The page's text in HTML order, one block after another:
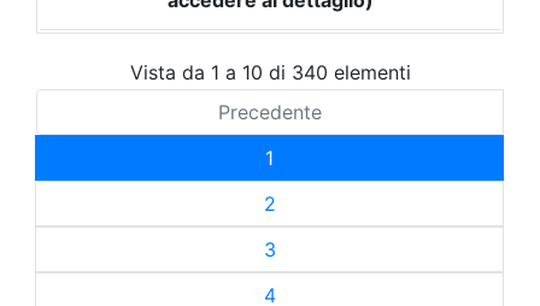
Vista da 1 a 10 di 340 elementi
Precedente
1
2
3
4